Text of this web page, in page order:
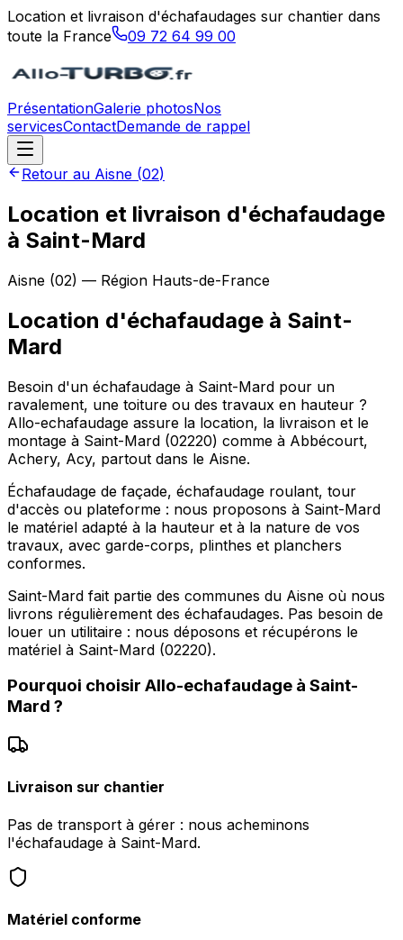
Location et livraison d'échafaudages sur chantier dans
toute la France
09 72 64 99 00
PrésentationGalerie photosNos
servicesContactDemande de rappel
Retour au Aisne (02)
Location et livraison d'échafaudage
à Saint-Mard
Aisne (02) — Région Hauts-de-France
Location d'échafaudage à Saint-
Mard
Besoin d'un échafaudage à Saint-Mard pour un
ravalement, une toiture ou des travaux en hauteur ?
Allo-echafaudage assure la location, la livraison et le
montage à Saint-Mard (02220) comme à Abbécourt,
Achery, Acy, partout dans le Aisne.
Échafaudage de façade, échafaudage roulant, tour
d'accès ou plateforme : nous proposons à Saint-Mard
le matériel adapté à la hauteur et à la nature de vos
travaux, avec garde-corps, plinthes et planchers
conformes.
Saint-Mard fait partie des communes du Aisne où nous
livrons régulièrement des échafaudages. Pas besoin de
louer un utilitaire : nous déposons et récupérons le
matériel à Saint-Mard (02220).
Pourquoi choisir Allo-echafaudage à Saint-
Mard ?
Livraison sur chantier
Pas de transport à gérer : nous acheminons
l'échafaudage à Saint-Mard.
Matériel conforme